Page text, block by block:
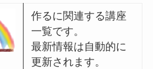
作るに関連する講座
一覧です。
最新情報は自動的に
更新されます。